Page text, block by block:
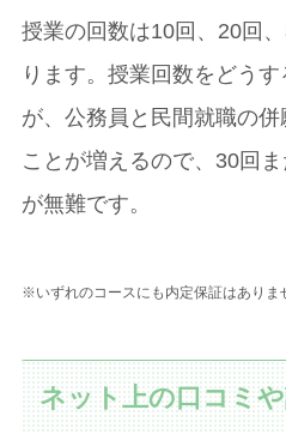
授業の回数は10回、20回
ります。授業回数をどう
が、公務員と民間就職の
ことが増えるので、30回
が無難です。
※いずれのコースにも内定保証はありま
ネット上の口コミ